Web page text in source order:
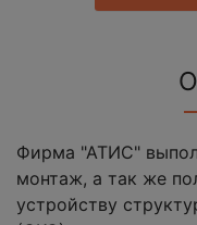
Фирма "АТИС"
монтаж, а так же
устройству